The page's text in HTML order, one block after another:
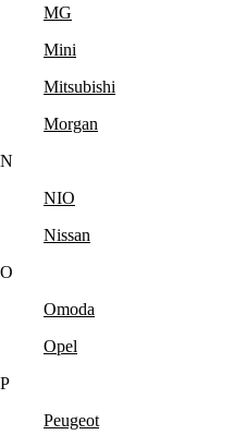
MG
Mini
Mitsubishi
Morgan
N
NIO
Nissan
O
Omoda
Opel
P
Peugeot